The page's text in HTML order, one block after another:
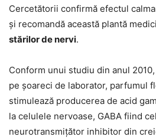
Cercetătorii confirmă efectul
și recomandă această plantă
stărilor de nervi.
Conform unui studiu din anul
pe șoareci de laborator, parfumul
stimulează producerea de acid
la celulele nervoase, GABA fiind
neurotransmițător inhibitor din